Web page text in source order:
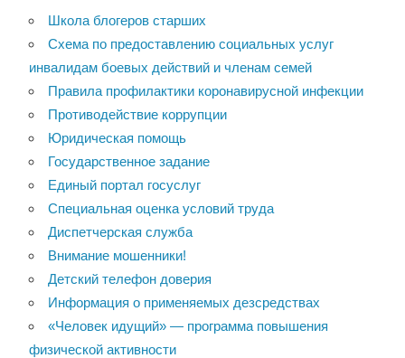
Школа блогеров старших
Схема по предоставлению социальных услуг
инвалидам боевых действий и членам семей
Правила профилактики коронавирусной инфекции
Противодействие коррупции
Юридическая помощь
Государственное задание
Единый портал госуслуг
Специальная оценка условий труда
Диспетчерская служба
Внимание мошенники!
Детский телефон доверия
Информация о применяемых дезсредствах
«Человек идущий» — программа повышения
физической активности